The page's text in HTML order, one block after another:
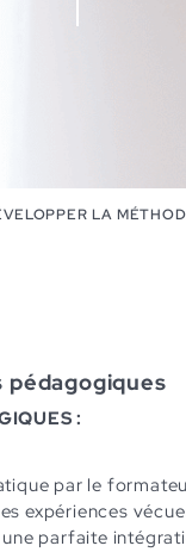
LA
:
et
expériences
parfaite